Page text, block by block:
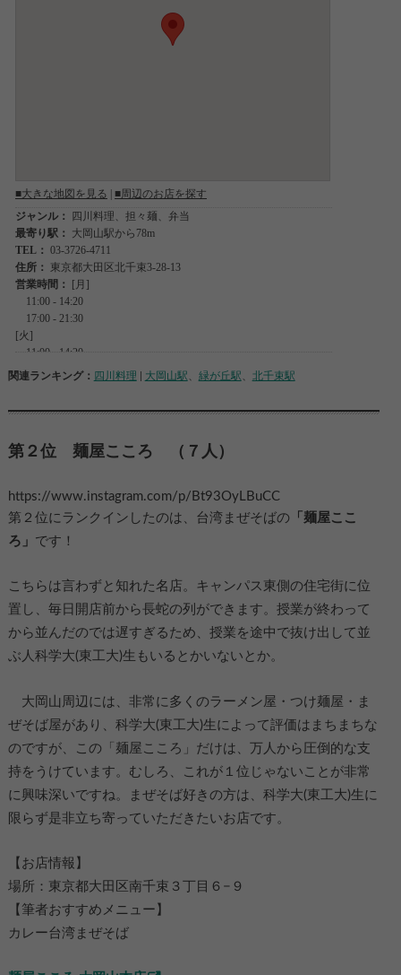
関連ランキング： 四川料理 大岡山駅 緑が丘駅 北千束駅
第２位 麺屋こころ （７人）
https://www.instagram.com/p/Bt93OyLBuCC
第２位にランクインしたのは、台湾まぜそばの 「麺屋ここ
ろ」 です！
こちらは言わずと知れた名店。キャンパス東側の住宅街に位
置し、毎日開店前から長蛇の列ができます。授業が終わって
から並んだのでは遅すぎるため、授業を途中で抜け出して並
ぶ人科学大(東工大)生もいるとかいないとか。
大岡山周辺には、非常に多くのラーメン屋・つけ麺屋・ま
ぜそば屋があり、科学大(東工大)生によって評価はまちまちな
のですが、この「麺屋こころ」だけは、万人から圧倒的な支
持をうけています。むしろ、これが１位じゃないことが非常
に興味深いですね。まぜそば好きの方は、科学大(東工大)生に
限らず是非立ち寄っていただきたいお店です。
【お店情報】
場所：東京都大田区南千束３丁目６−９
【筆者おすすめメニュー】
カレー台湾まぜそば